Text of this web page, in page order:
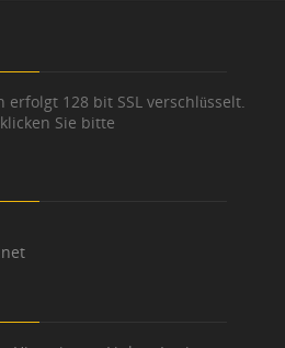
128 bit SSL verschlüsselt.
Sie bitte